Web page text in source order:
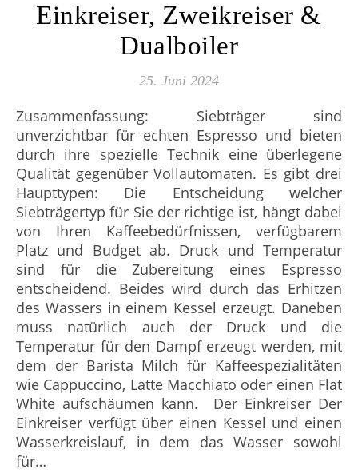
Einkreiser, Zweikreiser &
Dualboiler
25. Juni 2024
Zusammenfassung: Siebträger sind
unverzichtbar für echten Espresso und bieten
durch ihre spezielle Technik eine überlegene
Qualität gegenüber Vollautomaten. Es gibt drei
Haupttypen: Die Entscheidung welcher
Siebträgertyp für Sie der richtige ist, hängt dabei
von Ihren Kaffeebedürfnissen, verfügbarem
Platz und Budget ab. Druck und Temperatur
sind für die Zubereitung eines Espresso
entscheidend. Beides wird durch das Erhitzen
des Wassers in einem Kessel erzeugt. Daneben
muss natürlich auch der Druck und die
Temperatur für den Dampf erzeugt werden, mit
dem der Barista Milch für Kaffeespezialitäten
wie Cappuccino, Latte Macchiato oder einen Flat
White aufschäumen kann. Der Einkreiser Der
Einkreiser verfügt über einen Kessel und einen
Wasserkreislauf, in dem das Wasser sowohl
für…